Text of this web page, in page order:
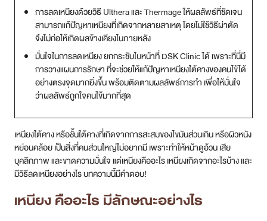
สาขา Stadium One
สาขา Asoke
สาขา MRT สุทธิสาร
สาขา เซ็นทรัลปิ่นเกล้า
สาขา บางนา
สาขา CDC
สาขา นครปฐม
ไทย
การลดเหนียงด้วยวิธี Ulthera และ Thermage ให้ผลลัพธ์ที่ชัดเจน
สามารถแก้ปัญหาเหนียงที่เกิดจากหลายสาเหตุ โดยไม่ใช้วิธีผ่าตัด
จึงไม่ก่อให้เกิดผลข้างเคียงในภายหลัง
มั่นใจในการลดเหนียง ยกกระชับใบหน้าที่ DSK Clinic ได้ เพราะที่นี่มี
การวางแผนการรักษา ที่จะช่วยให้แก้ปัญหาเหนียงใต้คางของคนไข้ได้
อย่างตรงจุดมากยิ่งขึ้น พร้อมติดตามผลลัพธ์การทำ เพื่อให้มั่นใจ
ว่าผลลัพธ์ถูกใจคนไข้มากที่สุด
เหนียงใต้คาง หรือชั้นใต้คางที่เกิดจากการสะสมของไขมันส่วนเกิน หรือผิวหนัง
หย่อนคล้อย เป็นสิ่งที่คนส่วนใหญ่ไม่อยากมี เพราะทำให้หน้าดูอ้วน เสีย
บุคลิกภาพ และขาดความมั่นใจ แต่เหนียงคืออะไร เหนียงเกิดจากอะไรบ้าง และ
มีวิธีลดเหนียงอย่างไร บทความนี้มีคำตอบ!
เหนียง คืออะไร มีลักษณะอย่างไร